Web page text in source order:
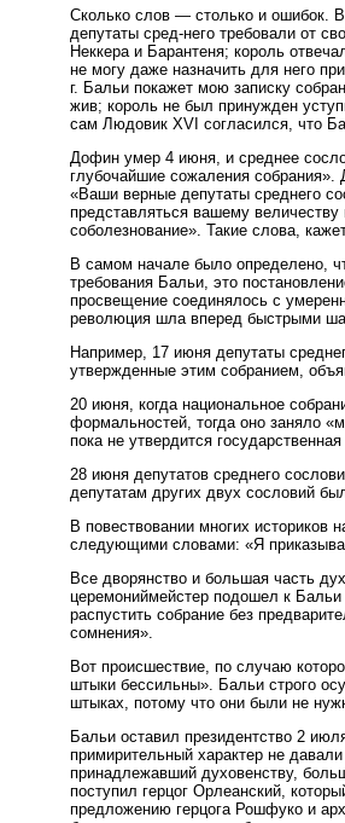
Сколько слов — столько и ошибок.
депутаты сред-него требовали от
Неккера и Барантеня; король
не могу даже назначить для него
г. Бальи покажет мою записку
жив; король не был принужден
сам Людовик XVI согласился, что
Дофин умер 4 июня, и среднее
глубочайшие сожаления собрания».
«Ваши верные депутаты среднего
представляться вашему
соболезнование». Такие слова,
В самом начале было определено,
требования Бальи, это
просвещение соединялось с
революция шла вперед быстрыми
Например, 17 июня депутаты
утвержденные этим собранием,
20 июня, когда национальное
формальностей, тогда оно заняло
пока не утвердится государственная
28 июня депутатов среднего
депутатам других двух сословий
В повествовании многих
следующими словами: «Я
Все дворянство и большая часть
церемониймейстер подошел к
распустить собрание без
сомнения».
Вот происшествие, по случаю
штыки бессильны». Бальи строго
штыках, потому что они были не
Бальи оставил президентство 2
примирительный характер не
принадлежавший духовенству,
поступил герцог Орлеанский,
предложению герцога Рошфуко и